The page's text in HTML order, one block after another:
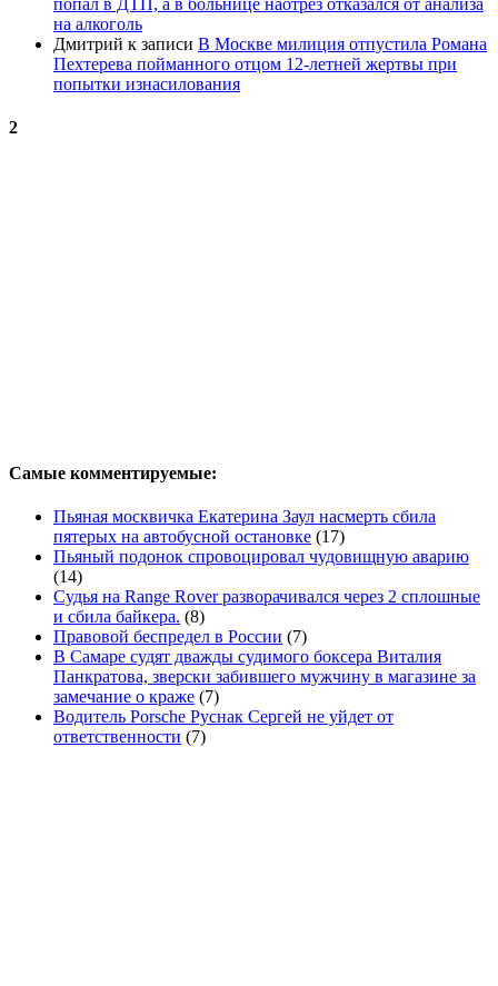
попал в ДТП, а в больнице наотрез отказался от анализа
на алкоголь
Дмитрий к записи В Москве милиция отпустила Романа
Пехтерева пойманного отцом 12-летней жертвы при
попытки изнасилования
2
Самые комментируемые:
Пьяная москвичка Екатерина Заул насмерть сбила
пятерых на автобусной остановке (17)
Пьяный подонок спровоцировал чудовищную аварию
(14)
Судья на Range Rover разворачивался через 2 сплошные
и сбила байкера. (8)
Правовой беспредел в России (7)
В Самаре судят дважды судимого боксера Виталия
Панкратова, зверски забившего мужчину в магазине за
замечание о краже (7)
Водитель Porsche Руснак Сергей не уйдет от
ответственности (7)